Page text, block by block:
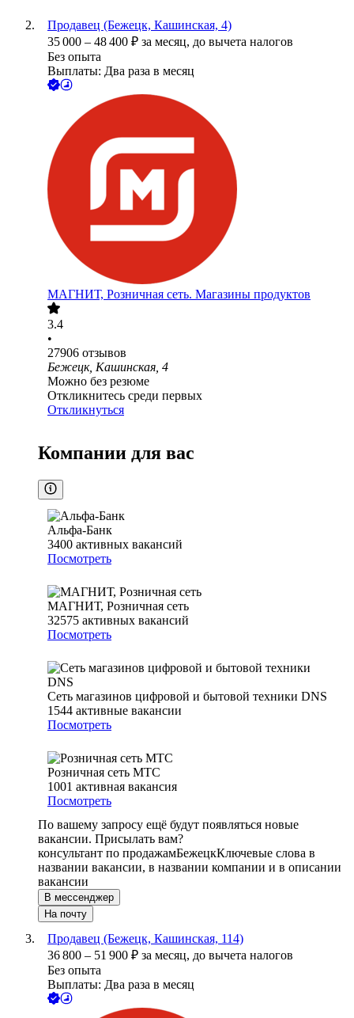
Продавец (Бежецк, Кашинская, 4)
35 000 – 48 400 ₽ за месяц, до вычета налогов
Без опыта
Выплаты: Два раза в месяц
МАГНИТ, Розничная сеть. Магазины продуктов
3.4
•
27906 отзывов
Бежецк, Кашинская, 4
Можно без резюме
Откликнитесь среди первых
Откликнуться
Компании для вас
Альфа-Банк
3400 активных вакансий
Посмотреть
МАГНИТ, Розничная сеть
32575 активных вакансий
Посмотреть
Сеть магазинов цифровой и бытовой техники DNS
1544 активные вакансии
Посмотреть
Розничная сеть МТС
1001 активная вакансия
Посмотреть
По вашему запросу ещё будут появляться новые
вакансии. Присылать вам?
консультант по продажамБежецкКлючевые слова в
названии вакансии, в названии компании и в описании
вакансии
В мессенджер
На почту
Продавец (Бежецк, Кашинская, 114)
36 800 – 51 900 ₽ за месяц, до вычета налогов
Без опыта
Выплаты: Два раза в месяц